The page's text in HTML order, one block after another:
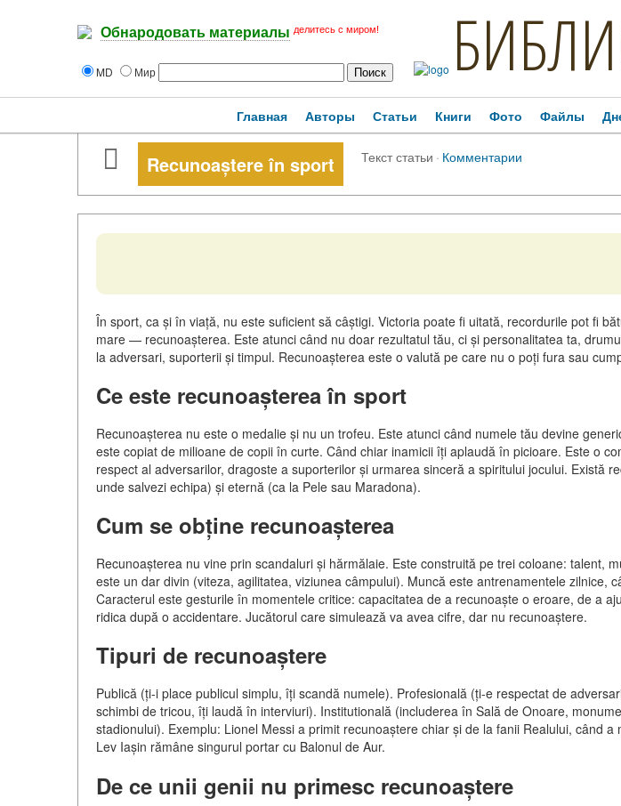
Обнародовать материалы делитесь с миром!
MD Мир
Главная Авторы Статьи Книги Фото Файлы
Recunoaștere în sport Текст статьи · Комментарии
În sport, ca și în viață, nu este suficient să câștigi. Victoria poate fi uitată, recordurile pot fi
mare — recunoașterea. Este atunci când nu doar rezultatul tău, ci și personalitatea ta,
la adversari, suporterii și timpul. Recunoașterea este o valută pe care nu o poți fura sau
Ce este recunoașterea în sport
Recunoașterea nu este o medalie și nu un trofeu. Este atunci când numele tău devine
este copiat de milioane de copii în curte. Când chiar inamicii îți aplaudă în picioare. Este o
respect al adversarilor, dragoste a suporterilor și urmarea sinceră a spiritului jocului. Există
unde salvezi echipa) și eternă (ca la Pele sau Maradona).
Cum se obține recunoașterea
Recunoașterea nu vine prin scandaluri și hărmălaie. Este construită pe trei coloane: talent,
este un dar divin (viteza, agilitatea, viziunea câmpului). Muncă este antrenamentele zilnice,
Caracterul este gesturile în momentele critice: capacitatea de a recunoaște o eroare, de a
ridica după o accidentare. Jucătorul care simulează va avea cifre, dar nu recunoaștere.
Tipuri de recunoaștere
Publică (ți-i place publicul simplu, îți scandă numele). Profesională (ți-e respectat de
schimbi de tricou, îți laudă în interviuri). Institutională (includerea în Sală de Onoare,
stadionului). Exemplu: Lionel Messi a primit recunoaștere chiar și de la fanii Realului, când a
Lev Iașin rămâne singurul portar cu Balonul de Aur.
De ce unii genii nu primesc recunoaștere